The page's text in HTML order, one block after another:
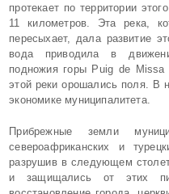
протекает по территории
11 километров. Эта река,
пересыхает, дала развитие
вода приводила в
подножия горы Puig de
этой реки орошались поля. В
экономике муниципалитета.
Прибрежные земли
североафриканских и
разрушив в следующем
и защищались от этих